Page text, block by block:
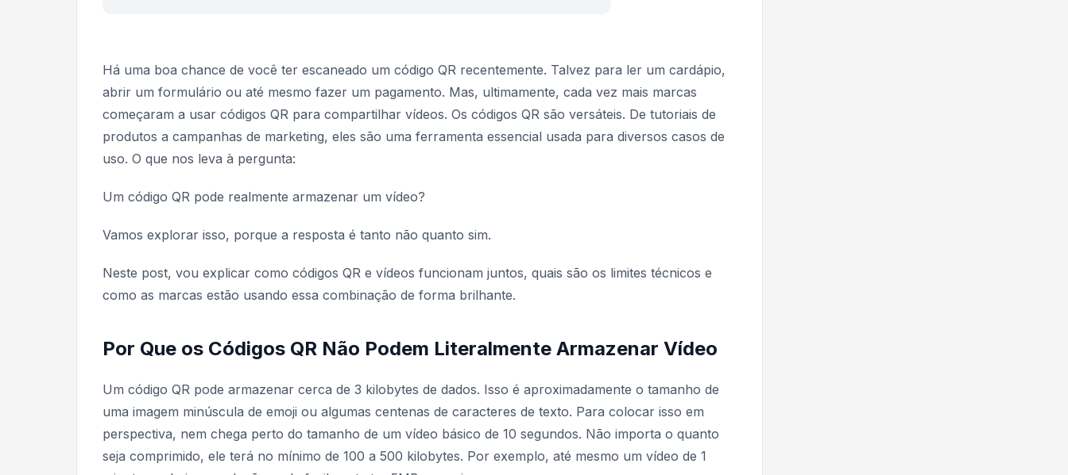
Há uma boa chance de você ter escaneado um código QR recentemente. Talvez para ler um cardápio,
abrir um formulário ou até mesmo fazer um pagamento. Mas, ultimamente, cada vez mais marcas
começaram a usar códigos QR para compartilhar vídeos. Os códigos QR são versáteis. De tutoriais de
produtos a campanhas de marketing, eles são uma ferramenta essencial usada para diversos casos de
uso. O que nos leva à pergunta:
Um código QR pode realmente armazenar um vídeo?
Vamos explorar isso, porque a resposta é tanto não quanto sim.
Neste post, vou explicar como códigos QR e vídeos funcionam juntos, quais são os limites técnicos e
como as marcas estão usando essa combinação de forma brilhante.
Por Que os Códigos QR Não Podem Literalmente Armazenar Vídeo
Um código QR pode armazenar cerca de 3 kilobytes de dados. Isso é aproximadamente o tamanho de
uma imagem minúscula de emoji ou algumas centenas de caracteres de texto. Para colocar isso em
perspectiva, nem chega perto do tamanho de um vídeo básico de 10 segundos. Não importa o quanto
seja comprimido, ele terá no mínimo de 100 a 500 kilobytes. Por exemplo, até mesmo um vídeo de 1